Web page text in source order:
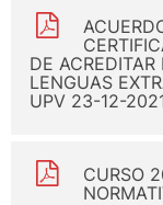
DE
LENGUAS
UPV 23-12-
CURSO